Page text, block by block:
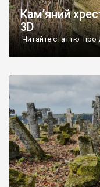
Кам’яний
3D
Читайте статтю про